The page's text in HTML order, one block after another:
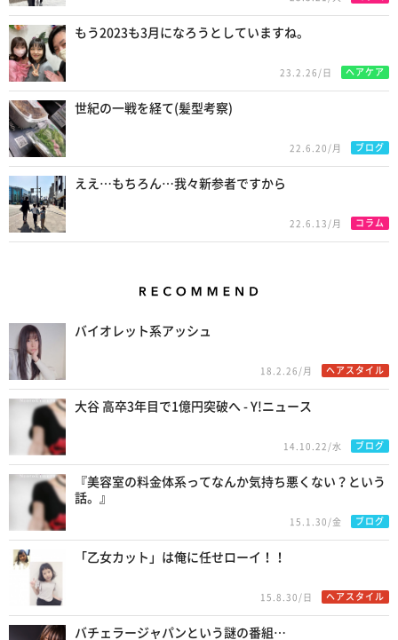
もう2023も3月になろうとしていますね。
23.2.26/日 ヘアケア
世紀の一戦を経て(髪型考察)
22.6.20/月 ブログ
ええ…もちろん…我々新参者ですから
22.6.13/月 コラム
バイオレット系アッシュ
18.2.26/月 ヘアスタイル
大谷 高卒3年目で1億円突破へ - Y!ニュース
14.10.22/水 ブログ
『美容室の料金体系ってなんか気持ち悪くない？という
話。』
15.1.30/金 ブログ
「乙女カット」は俺に任せローイ！！
15.8.30/日 ヘアスタイル
バチェラージャパンという謎の番組…